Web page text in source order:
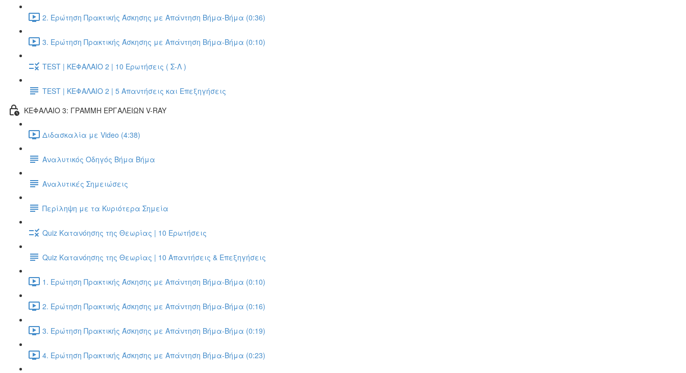
2. Ερώτηση Πρακτικής Άσκησης με Απάντηση Βήμα-Βήμα (0:36)
3. Ερώτηση Πρακτικής Άσκησης με Απάντηση Βήμα-Βήμα (0:10)
TEST | ΚΕΦΑΛΑΙΟ 2 | 10 Ερωτήσεις ( Σ-Λ )
TEST | ΚΕΦΑΛΑΙΟ 2 | 5 Απαντήσεις και Επεξηγήσεις
ΚΕΦΑΛΑΙΟ 3: ΓΡΑΜΜΗ ΕΡΓΑΛΕΙΩΝ V-RAY
Διδασκαλία με Video (4:38)
Αναλυτικός Οδηγός Βήμα Βήμα
Αναλυτικές Σημειώσεις
Περίληψη με τα Κυριότερα Σημεία
Quiz Κατανόησης της Θεωρίας | 10 Ερωτήσεις
Quiz Κατανόησης της Θεωρίας | 10 Απαντήσεις & Επεξηγήσεις
1. Ερώτηση Πρακτικής Άσκησης με Απάντηση Βήμα-Βήμα (0:10)
2. Ερώτηση Πρακτικής Άσκησης με Απάντηση Βήμα-Βήμα (0:16)
3. Ερώτηση Πρακτικής Άσκησης με Απάντηση Βήμα-Βήμα (0:19)
4. Ερώτηση Πρακτικής Άσκησης με Απάντηση Βήμα-Βήμα (0:23)